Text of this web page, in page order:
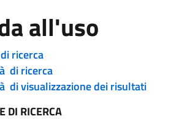
all'uso
ricerca
di ricerca
di visualizzazione dei risultati
DI RICERCA